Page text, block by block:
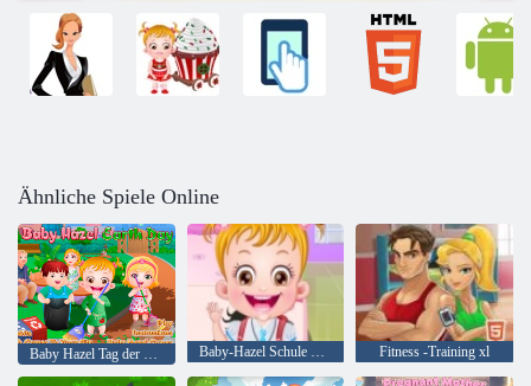
Ähnliche Spiele Online
Baby Hazel Tag der Erde Baby-Hazel Schule Hygiene Fitness -Training xl